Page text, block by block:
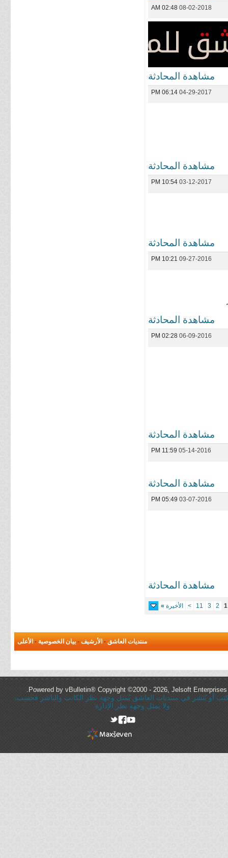
08-02-2018
02:48 AM
مشاهدة المحادثة
04-29-2017
06:14 PM
مشاهدة المحادثة
03-12-2017
10:54 PM
مشاهدة المحادثة
09-27-2016
10:21 PM
مشاهدة المحادثة
06-09-2016
02:28 PM
مشاهدة المحادثة
05-14-2016
11:59 PM
مشاهدة المحادثة
03-07-2016
05:49 PM
مشاهدة المحادثة
1
2
3
11
> الأخيرة »
منتديات العاشق - الأرشيف - بيان الخصوصية - الأعلى
Powered by vBulletin® Copyright ©2000 - 2026, Jelsoft Enterprises
أو يُنشر في منتديات العاشق يُمثل وجهة نظر الكاتب والناشر فحسب،
ولا يمثل وجهه نظر الإدارة